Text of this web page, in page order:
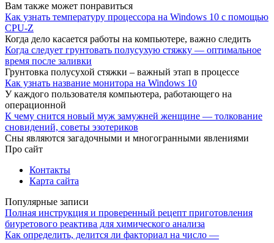
Вам также может понравиться
Как узнать температуру процессора на Windows 10 с помощью
CPU-Z
Когда дело касается работы на компьютере, важно следить
Когда следует грунтовать полусухую стяжку — оптимальное
время после заливки
Грунтовка полусухой стяжки – важный этап в процессе
Как узнать название монитора на Windows 10
У каждого пользователя компьютера, работающего на
операционной
К чему снится новый муж замужней женщине — толкование
сновидений, советы эзотериков
Сны являются загадочными и многогранными явлениями
Про сайт
Контакты
Карта сайта
Популярные записи
Полная инструкция и проверенный рецепт приготовления
биуретового реактива для химического анализа
Как определить, делится ли факториал на число —